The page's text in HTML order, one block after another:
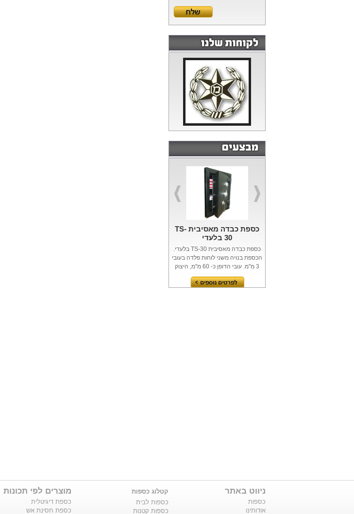
כספת כבדה מאסיבית TS-
30 בלעדי
כספת כבדה מאסיבית TS-30 בלעדי.
הכספת בנויה משני לוחות פלדה בעובי
3 מ"מ. עובי הדופן כ- 60 מ"מ, היצוק
בסגסוגת בטון...
ניווט באתר
כספות
אודותינו
קטלוג כספות
כספות לבית
כספות קטנות
מוצרים לפי תכונות
כספת דיגיטלית
כספת חסינת אש